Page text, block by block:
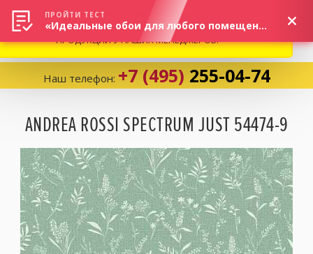
Корзина:0
Избранное:0 товаров
Каталог
Наш телефон: +7 (495) 255-04-74
ANDREA ROSSI SPECTRUM JUST 54474-9
ВНИМАНИЕ! В СВЯЗИ С СИТУАЦИЕЙ НА РЫНКЕ, ПРОСИМ
УТОЧНЯТЬ АКТУАЛЬНУЮ СТОИМОСТЬ И НАЛИЧИЕ
ПРОДУКЦИИ У НАШИХ МЕНЕДЖЕРОВ.
ПРОЙТИ ТЕСТ
«Идеальные обои для любого помещения!»